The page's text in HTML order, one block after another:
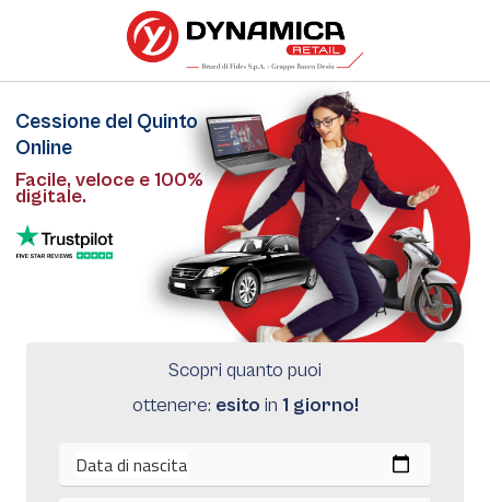
Cessione del Quinto
Online
Facile, veloce e 100%
digitale.
Scopri quanto puoi
ottenere: esito in 1 giorno!